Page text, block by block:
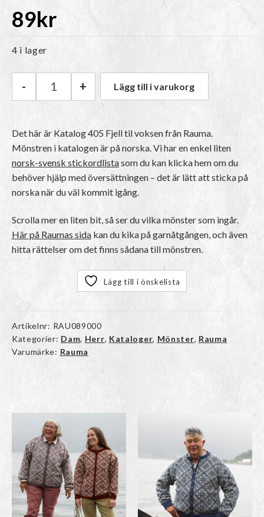
89kr
4 i lager
Rauma Katalog 405 Fjell til voksen mängd
- + Lägg till i varukorg
Det här är Katalog 405 Fjell til voksen från Rauma.
Mönstren i katalogen är på norska. Vi har en enkel liten
norsk-svensk stickordlistasom du kan klicka hem om du
behöver hjälp med översättningen – det är lätt att sticka på
norska när du väl kommit igång.
Scrolla mer en liten bit, så ser du vilka mönster som ingår.
Här på Raumas sidakan du kika på garnåtgången, och även
hitta rättelser om det finns sådana till mönstren.
Lägg till i önskelista
Artikelnr: RAU089000
Kategorier: Dam, Herr, Kataloger, Mönster, Rauma
Varumärke: Rauma